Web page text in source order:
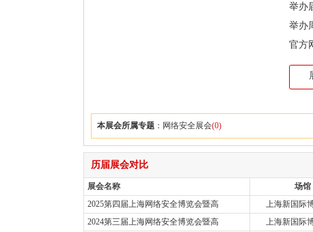
举办
举办
官方
本展会所属专题 ： 网络安全展会(0)
历届展会对比
展会名称 场馆
2025第四届上海网络安全博览会暨高
上海新国际
2024第三届上海网络安全博览会暨高
上海新国际